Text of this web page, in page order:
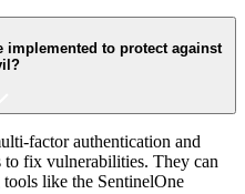
implemented to protect against
factor authentication and
to fix vulnerabilities. They can
like the SentinelOne